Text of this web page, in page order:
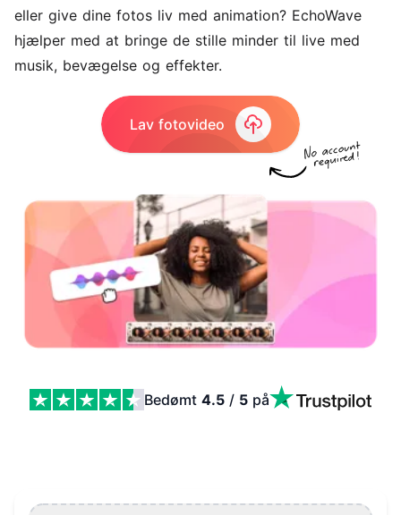
eller give dine fotos liv med animation? EchoWave
hjælper med at bringe de stille minder til live med
musik, bevægelse og effekter.
Lav fotovideo
Bedømt 4.5 / 5 på